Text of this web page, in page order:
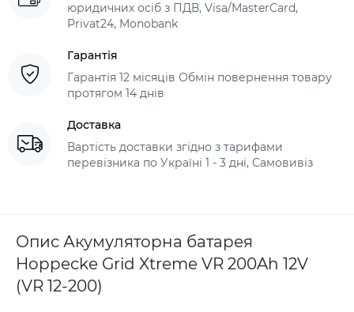
юридичних осіб з ПДВ, Visa/MasterCard,
Privat24, Monobank
Гарантія
Гарантія 12 місяців Обмін повернення товару
протягом 14 днів
Доставка
Вартість доставки згідно з тарифами
перевізника по Україні 1 - 3 дні, Самовивіз
Опис Акумуляторна батарея
Hoppecke Grid Xtreme VR 200Ah 12V
(VR 12-200)